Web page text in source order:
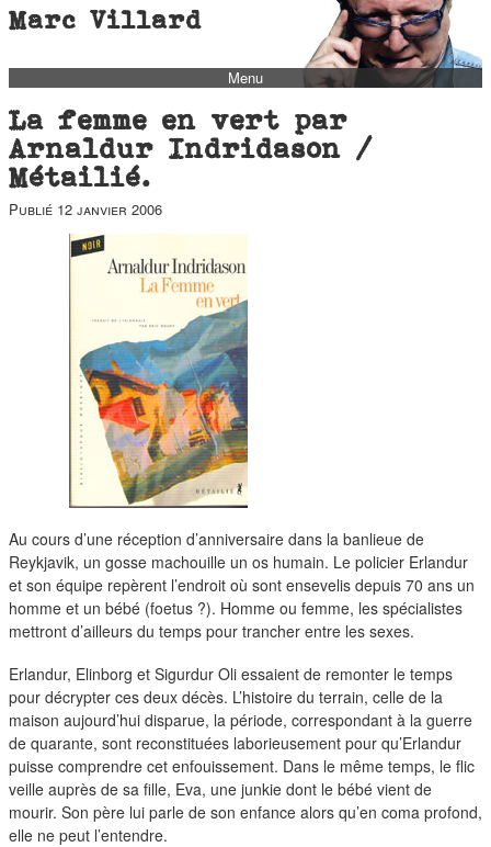
Marc Villard
Menu
biblio
autofiction
interviews
polaroid
famille
blog
short stories
duos
La femme en vert par
Arnaldur Indridason /
Métailié.
Publié 12 janvier 2006
Au cours d’une réception d’anniversaire dans la banlieue de
Reykjavik, un gosse machouille un os humain. Le policier Erlandur
et son équipe repèrent l’endroit où sont ensevelis depuis 70 ans un
homme et un bébé (foetus ?). Homme ou femme, les spécialistes
mettront d’ailleurs du temps pour trancher entre les sexes.
Erlandur, Elinborg et Sigurdur Oli essaient de remonter le temps
pour décrypter ces deux décès. L’histoire du terrain, celle de la
maison aujourd’hui disparue, la période, correspondant à la guerre
de quarante, sont reconstituées laborieusement pour qu’Erlandur
puisse comprendre cet enfouissement. Dans le même temps, le flic
veille auprès de sa fille, Eva, une junkie dont le bébé vient de
mourir. Son père lui parle de son enfance alors qu’en coma profond,
elle ne peut l’entendre.